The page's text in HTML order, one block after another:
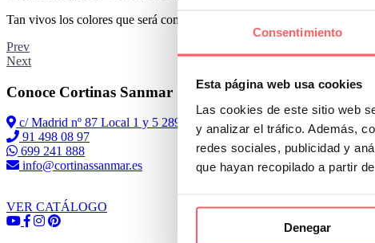
Consentimiento
Esta página web usa cookies
Las cookies de este sitio web
y analizar el tráfico. Además,
redes sociales, publicidad y
que hayan recopilado a partir
Denegar
Tan vivos los colores que será como poner un cuadro en la ventana
Prev
Next
Conoce Cortinas Sanmar
c/ Madrid nº 87 Local 1 y 5 28970 Madrid
91 498 08 97
699 241 888
info@cortinassanmar.es
VER CATÁLOGO